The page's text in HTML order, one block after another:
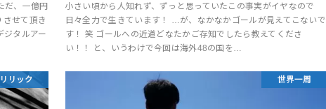
だ、一億円
せて頂き
ジタルアー
小さい頃から人知れず、ずっと思っていたこの事実がイヤなので
日々全力で生きています！ …が、なかなかゴールが見えてこないで
す！ 笑 ゴールへの近道どなたかご存知でしたら教えてくださ
い！！ と、いうわけで今回は海外48の国を…
リリック 世界一周